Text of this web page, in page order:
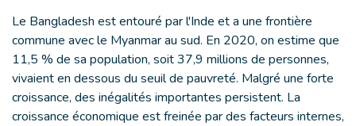
Le Bangladesh est entouré par l'Inde et a une frontière
commune avec le Myanmar au sud. En 2020, on estime que
11,5 % de sa population, soit 37,9 millions de personnes,
vivaient en dessous du seuil de pauvreté. Malgré une forte
croissance, des inégalités importantes persistent. La
croissance économique est freinée par des facteurs internes,